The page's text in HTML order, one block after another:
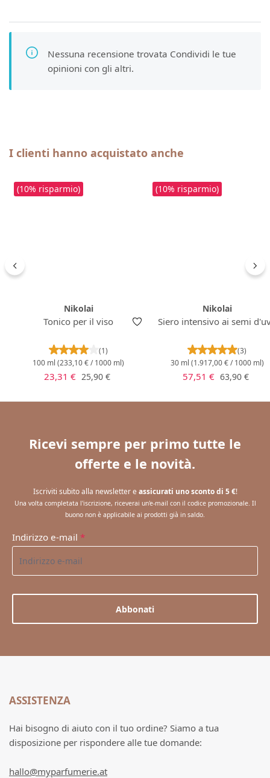
Nessuna recensione trovata Condividi le tue
opinioni con gli altri.
Salta la galleria dei prodotti
I clienti hanno acquistato anche
(10% risparmio)
Nikolai
Tonico per il viso
Valutazione media di 4 su 5 stelle
(1)
100 ml (233,10 € / 1000 ml)
Prezzo di vendita:
23,31 € Prezzo normale:
25,90 €
(10% risparmio)
Nikolai
Siero intensivo ai semi
Valutazione
(3)
30 ml (1.917,00 € / 1000 ml)
Prezzo di vendita:
57,51 € Prezzo
63,90 €
Ricevi sempre per primo tutte le
offerte e le novità.
Iscriviti subito alla newsletter e assicurati uno sconto di 5 €!
Una volta completata l'iscrizione, riceverai un'e-mail con il codice promozionale. Il
buono non è applicabile ai prodotti già in saldo.
Indirizzo e-mail *
Abbonati
ASSISTENZA
Hai bisogno di aiuto con il tuo ordine? Siamo a tua
disposizione per rispondere alle tue domande:
hallo@myparfumerie.at